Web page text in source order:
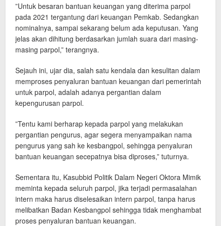
”Untuk besaran bantuan keuangan yang diterima parpol
pada 2021 tergantung dari keuangan Pemkab. Sedangkan
nominalnya, sampai sekarang belum ada keputusan. Yang
jelas akan dihitung berdasarkan jumlah suara dari masing-
masing parpol,” terangnya.
Sejauh ini, ujar dia, salah satu kendala dan kesulitan dalam
memproses penyaluran bantuan keuangan dari pemerintah
untuk parpol, adalah adanya pergantian dalam
kepengurusan parpol.
”Tentu kami berharap kepada parpol yang melakukan
pergantian pengurus, agar segera menyampaikan nama
pengurus yang sah ke kesbangpol, sehingga penyaluran
bantuan keuangan secepatnya bisa diproses,” tuturnya.
Sementara itu, Kasubbid Politik Dalam Negeri Oktora Mimik
meminta kepada seluruh parpol, jika terjadi permasalahan
intern maka harus diselesaikan intern parpol, tanpa harus
melibatkan Badan Kesbangpol sehingga tidak menghambat
proses penyaluran bantuan keuangan.